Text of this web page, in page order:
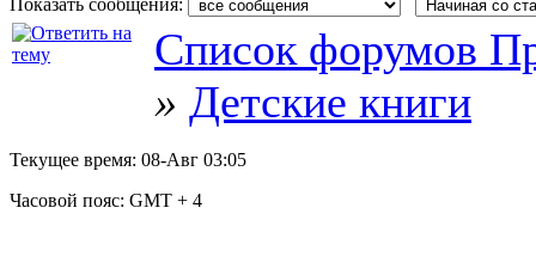
Список форумов
» Детские книги
Текущее время: 08-Авг 03:05
Часовой пояс: GMT + 4